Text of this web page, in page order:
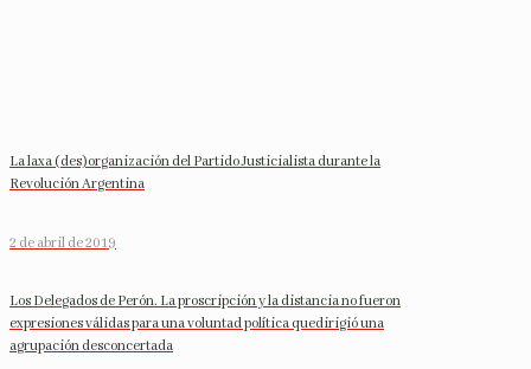
La laxa (des)organización del Partido Justicialista durante la
Revolución Argentina
2 de abril de 2019
Los Delegados de Perón. La proscripción y la distancia no fueron
expresiones válidas para una voluntad política quedirigió una
agrupación desconcertada